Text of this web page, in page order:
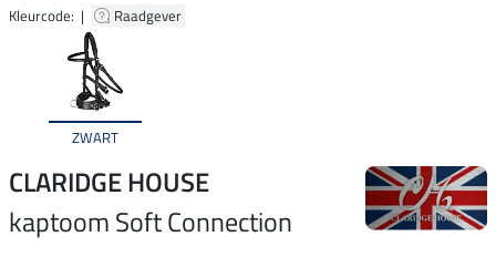
Kleurcode: | Raadgever
ZWART
CLARIDGE HOUSE
kaptoom Soft Connection